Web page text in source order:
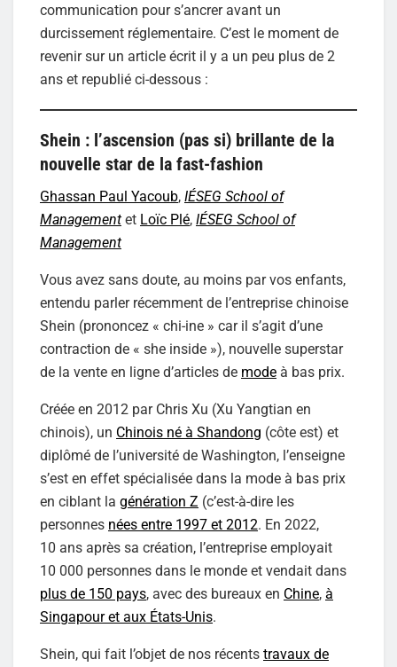
communication pour s’ancrer avant un
durcissement réglementaire. C’est le moment de
revenir sur un article écrit il y a un peu plus de 2
ans et republié ci-dessous :
Shein : l’ascension (pas si) brillante de la
nouvelle star de la fast-fashion
Ghassan Paul Yacoub, IÉSEG School of
Management et Loïc Plé, IÉSEG School of
Management
Vous avez sans doute, au moins par vos enfants,
entendu parler récemment de l’entreprise chinoise
Shein (prononcez « chi-ine » car il s’agit d’une
contraction de « she inside »), nouvelle superstar
de la vente en ligne d’articles de mode à bas prix.
Créée en 2012 par Chris Xu (Xu Yangtian en
chinois), un Chinois né à Shandong (côte est) et
diplômé de l’université de Washington, l’enseigne
s’est en effet spécialisée dans la mode à bas prix
en ciblant la génération Z (c’est-à-dire les
personnes nées entre 1997 et 2012. En 2022,
10 ans après sa création, l’entreprise employait
10 000 personnes dans le monde et vendait dans
plus de 150 pays, avec des bureaux en Chine, à
Singapour et aux États-Unis.
Shein, qui fait l’objet de nos récents travaux de